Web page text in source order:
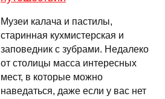
Музеи калача и пастилы,
старинная кухмистерская и
заповедник с зубрами. Недалеко
от столицы масса интересных
мест, в которые можно
наведаться, даже если у вас нет